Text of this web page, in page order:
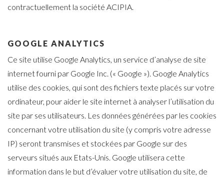
contractuellement la société ACIPIA.
GOOGLE ANALYTICS
Ce site utilise Google Analytics, un service d’analyse de site
internet fourni par Google Inc. (« Google »). Google Analytics
utilise des cookies, qui sont des fichiers texte placés sur votre
ordinateur, pour aider le site internet à analyser l’utilisation du
site par ses utilisateurs. Les données générées par les cookies
concernant votre utilisation du site (y compris votre adresse
IP) seront transmises et stockées par Google sur des
serveurs situés aux Etats-Unis. Google utilisera cette
information dans le but d’évaluer votre utilisation du site, de